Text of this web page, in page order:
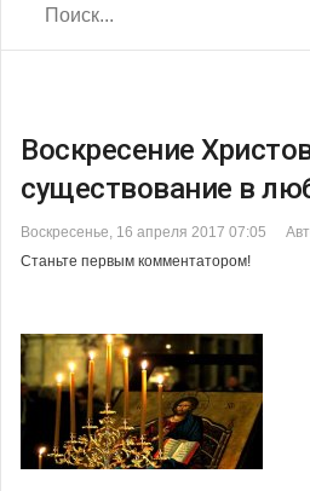
Воскресение
существование в
Воскресенье, 16 апреля 2017 07:05
Станьте первым комментатором!